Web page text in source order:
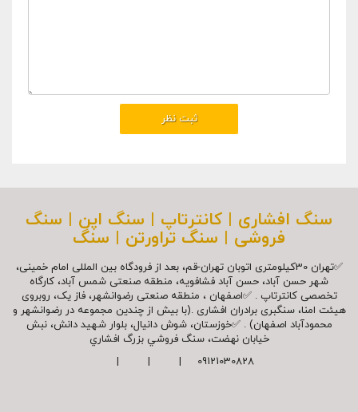
سنگ افشاری | کانترتاپ | سنگ اپن | سنگ
فروشی | سنگ تراورتن | سنگ
✅تهران 30کیلومتری اتوبان تهران-قم، بعد از فرودگاه بین المللی امام خمینی،
شهر حسن آباد، حسن آباد فشافویه، منطقه صنعتی شمس آباد، کارگاه
تخصصی کانترتاپ . ✅اصفهان ، منطقه صنعتی رضوانشهر، فاز یک، روبروی
هیئت امنا، سنگبری برادران افشاری .(با بیش از چندین مجموعه در رضوانشهر و
محمودآباد اصفهان) . ✅خوزستان، شوش دانیال، بلوار شهيد دانش، نبش
خیابان نهضت، سنگ فروشي بزرگ افشاري
09121030828 | | |